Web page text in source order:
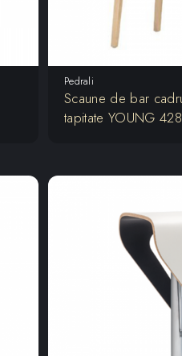
Pedrali
Scaune de bar
tapitate YOUNG 428